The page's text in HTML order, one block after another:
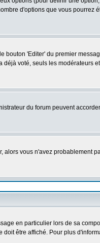
d'options que vous pourrez
bouton 'Editer' du premier
voté, seuls les modérateurs
du forum peuvent
alors vous n'avez probablement
en particulier lors de sa
être affiché. Pour plus